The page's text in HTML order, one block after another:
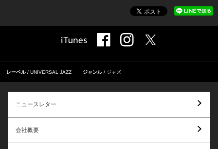
レーベル UNIVERSAL JAZZ ジャンル ジャズ
ニュースレター
会社概要